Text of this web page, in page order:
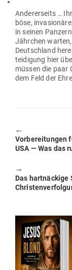
Ande­rer­seits …
böse,
in seinen
Jährchen
Deutschland
tei­digung hier
müssen die paar
dem Feld der
🠔
Previous
post:
Vor­be­rei­tungen
USA — Was das
🠖
Next
post:
Das hart­nä­ckige